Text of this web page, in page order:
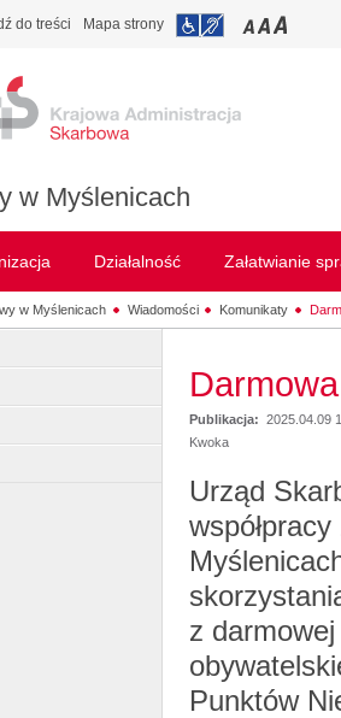
do treści Mapa strony
w Myślenicach
Działalność Załatwianie
w Myślenicach Wiadomości Komunikaty
Publikacja: 2025.04.09
Kwoka
Urząd
z
Punktów